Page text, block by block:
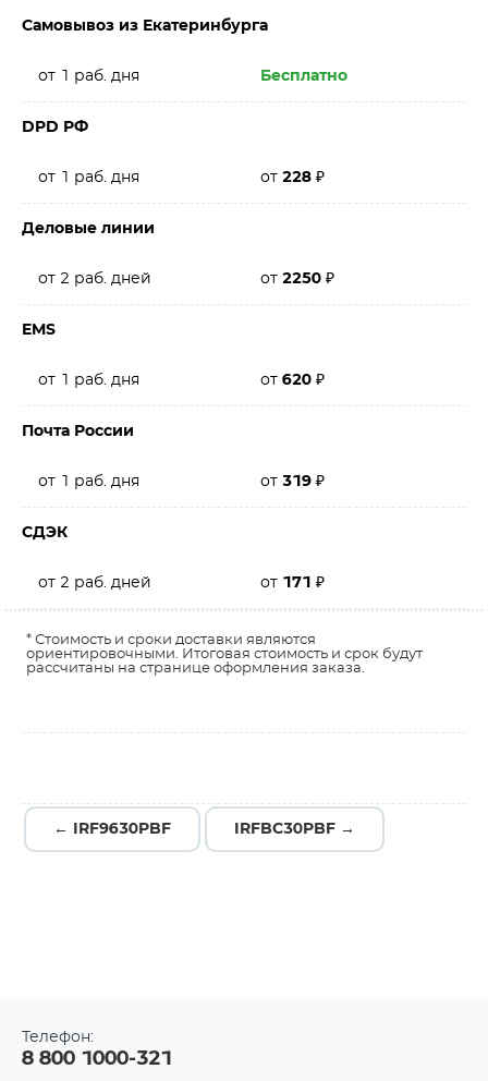
Самовывоз из Екатеринбурга
от 1 раб. дня Бесплатно
DPD РФ
от 1 раб. дня от 228 ₽
Деловые линии
от 2 раб. дней от 2250 ₽
EMS
от 1 раб. дня от 620 ₽
Почта России
от 1 раб. дня от 319 ₽
СДЭК
от 2 раб. дней от 171 ₽
* Стоимость и сроки доставки являются
ориентировочными. Итоговая стоимость и срок будут
рассчитаны на странице оформления заказа.
← IRF9630PBF IRFBC30PBF →
Телефон:
8 800 1000-321